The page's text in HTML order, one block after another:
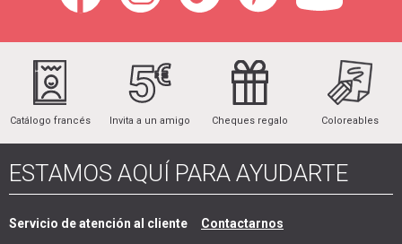
Catálogo francés Invita a un amigo Cheques regalo Coloreables
ESTAMOS AQUÍ PARA AYUDARTE
Servicio de atención al cliente Contactarnos